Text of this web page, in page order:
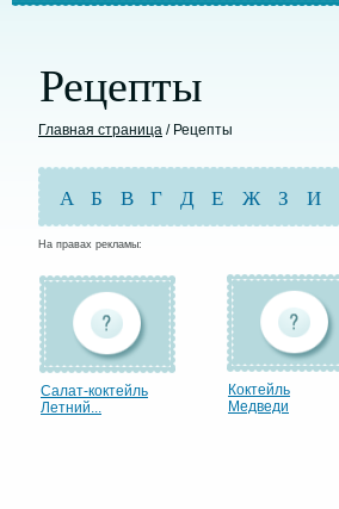
Рецепты
Главная страница / Рецепты
А Б В Г Д Е Ж З И
На правах рекламы:
Салат-коктейль
Летний...
Коктейль
Медведи